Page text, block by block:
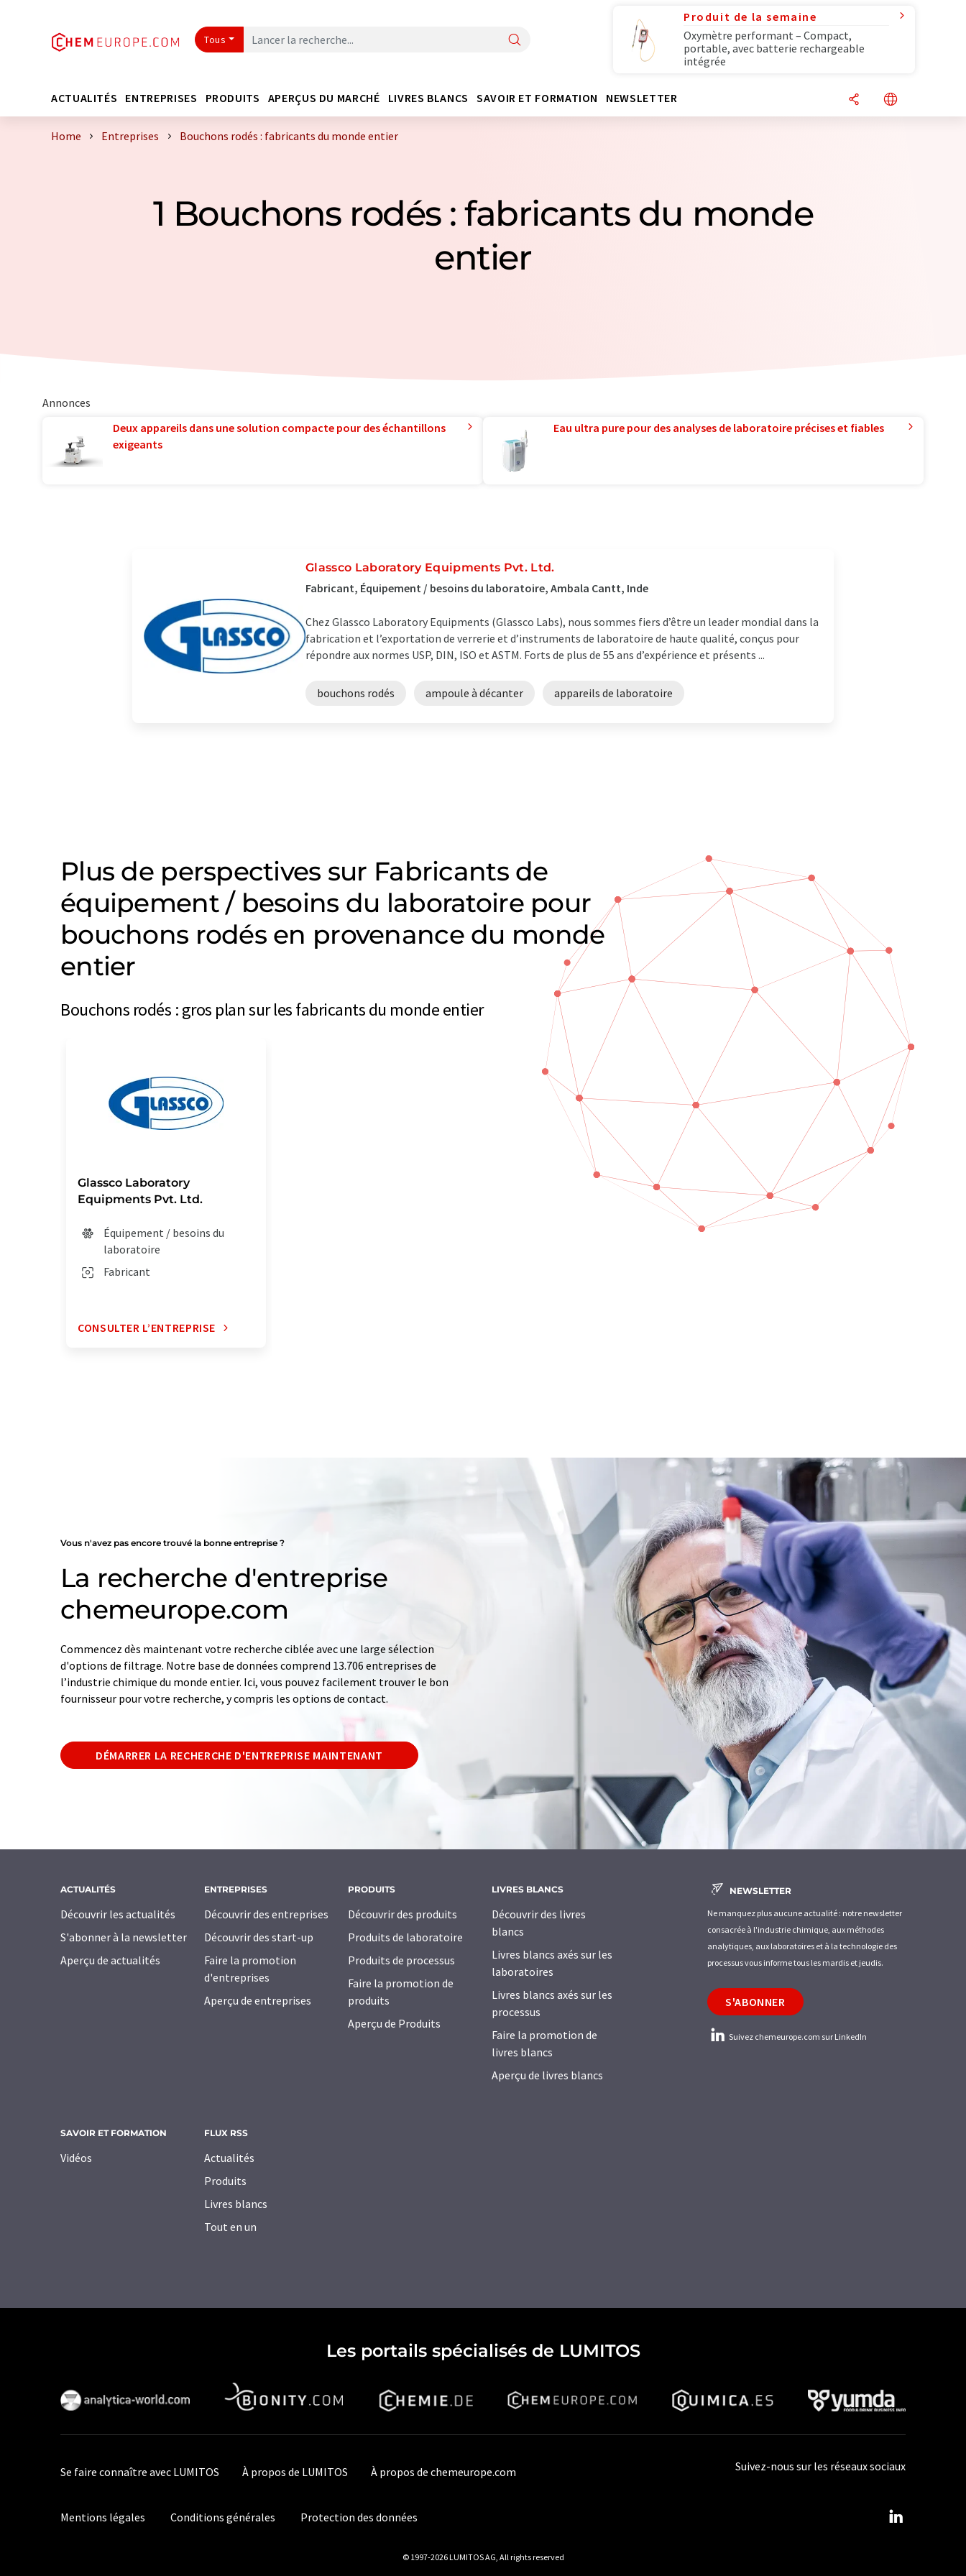
Tous
Produit de la semaine
Oxymètre performant – Compact,
portable, avec batterie rechargeable
intégrée
ACTUALITÉS ENTREPRISES PRODUITS APERÇUS DU MARCHÉ LIVRES BLANCS SAVOIR ET FORMATION NEWSLETTER
Home Entreprises Bouchons rodés : fabricants du monde entier
1 Bouchons rodés : fabricants du monde
entier
Annonces
Deux appareils dans une solution compacte pour des échantillons
exigeants
Eau ultra pure pour des analyses de laboratoire précises et fiables
Glassco Laboratory Equipments Pvt. Ltd.
Fabricant, Équipement / besoins du laboratoire, Ambala Cantt, Inde
Chez Glassco Laboratory Equipments (Glassco Labs), nous sommes fiers d’être un leader mondial dans la
fabrication et l’exportation de verrerie et d’instruments de laboratoire de haute qualité, conçus pour
répondre aux normes USP, DIN, ISO et ASTM. Forts de plus de 55 ans d’expérience et présents ...
bouchons rodés ampoule à décanter appareils de laboratoire
Plus de perspectives sur Fabricants de
équipement / besoins du laboratoire pour
bouchons rodés en provenance du monde
entier
Bouchons rodés : gros plan sur les fabricants du monde entier
Glassco Laboratory
Equipments Pvt. Ltd.
Équipement / besoins du
laboratoire
Fabricant
CONSULTER L’ENTREPRISE
Vous n'avez pas encore trouvé la bonne entreprise ?
La recherche d'entreprise
chemeurope.com
Commencez dès maintenant votre recherche ciblée avec une large sélection
d'options de filtrage. Notre base de données comprend 13.706 entreprises de
l’industrie chimique du monde entier. Ici, vous pouvez facilement trouver le bon
fournisseur pour votre recherche, y compris les options de contact.
DÉMARRER LA RECHERCHE D'ENTREPRISE MAINTENANT
ACTUALITÉS
Découvrir les actualités
S'abonner à la newsletter
Aperçu de actualités
ENTREPRISES
Découvrir des entreprises
Découvrir des start-up
Faire la promotion
d'entreprises
Aperçu de entreprises
PRODUITS
Découvrir des produits
Produits de laboratoire
Produits de processus
Faire la promotion de
produits
Aperçu de Produits
LIVRES BLANCS
Découvrir des livres
blancs
Livres blancs axés sur les
laboratoires
Livres blancs axés sur les
processus
Faire la promotion de
livres blancs
Aperçu de livres blancs
SAVOIR ET FORMATION
Vidéos
FLUX RSS
Actualités
Produits
Livres blancs
Tout en un
NEWSLETTER
Ne manquez plus aucune actualité : notre newsletter
consacrée à l'industrie chimique, aux méthodes
analytiques, aux laboratoires et à la technologie des
processus vous informe tous les mardis et jeudis.
S'ABONNER
Suivez chemeurope.com sur LinkedIn
Les portails spécialisés de LUMITOS
Se faire connaître avec LUMITOS À propos de LUMITOS À propos de chemeurope.com
Mentions légales Conditions générales Protection des données
Suivez-nous sur les réseaux sociaux
© 1997-2026 LUMITOS AG, All rights reserved